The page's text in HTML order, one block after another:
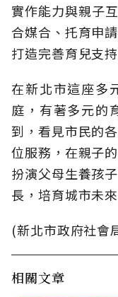
實作能力與親子
合媒合、托育申
打造完善育兒支
在新北市這座多
庭，有著多元的
到，看見市民的
位服務，在親子
扮演父母生養孩
長，培育城市未
(新北市政府社會
相關文章